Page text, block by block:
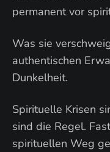
permanent vor
Was sie
authentischen
Dunkelheit.
Spirituelle Krisen
sind die Regel.
spirituellen Weg